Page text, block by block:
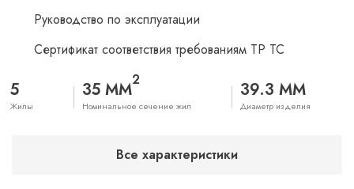
Руководство по эксплуатации
Сертификат соответствия требованиям ТР ТС
5
Жилы
35 ММ2
Номинальное сечение жил
39.3 ММ
Диаметр изделия
Все характеристики